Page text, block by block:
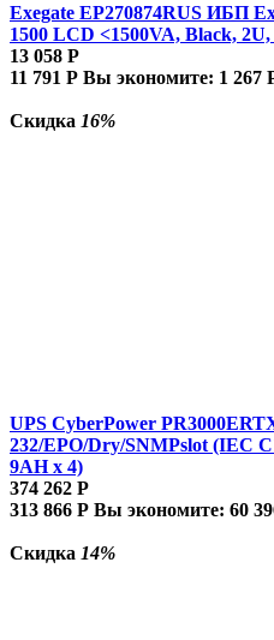
Exegate EP270874RUS ИБП
1500 LCD <1500VA, Black, 2U,
13 058 Р
11 791 Р Вы экономите: 1 267
Скидка 16%
UPS CyberPower
232/EPO/Dry/SNMPslot (IEC
9AH х 4)
374 262 Р
313 866 Р Вы экономите: 60
Скидка 14%